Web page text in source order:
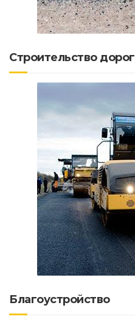
Строительство дорог
Благоустройство